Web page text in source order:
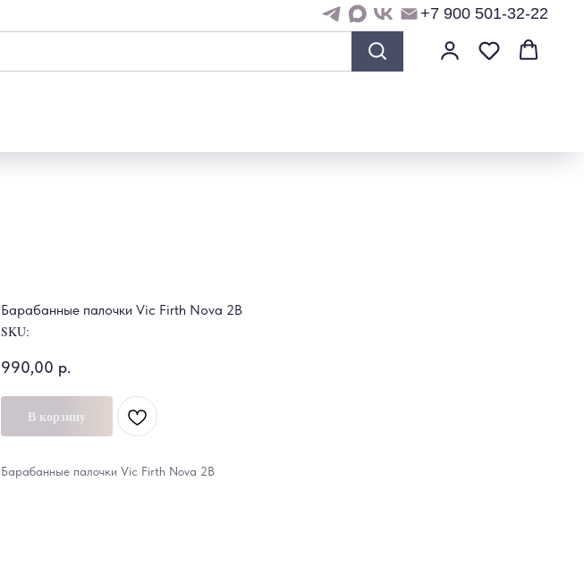
+7 900 501-32-22
Барабанные палочки Vic Firth Nova 2B
SKU:
990,00 р.
В корзину
Барабанные палочки Vic Firth Nova 2B